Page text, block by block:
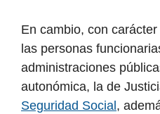
En cambio, con
las personas
administraciones
autonómica, la de
Seguridad Social ,